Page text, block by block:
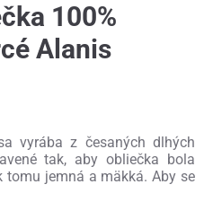
100%
Alanis
vyrába z česaných dlhých
tak, aby obliečka bola
tomu jemná a mäkká. Aby se